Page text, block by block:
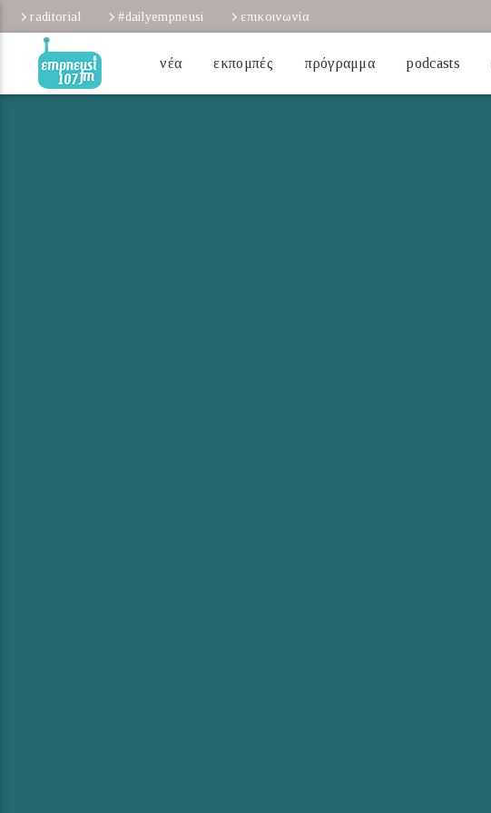
raditorial #dailyempneusi επικοινωνία
νέα εκπομπές πρόγραμμα podcasts